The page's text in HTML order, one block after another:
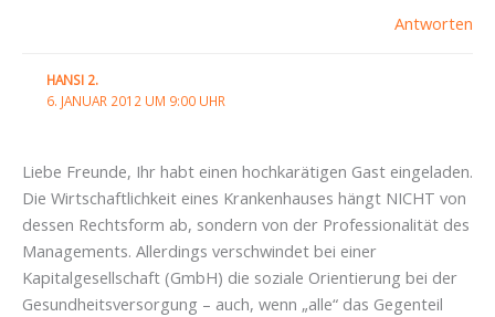
Antworten
HANSI 2.
6. JANUAR 2012 UM 9:00 UHR
Liebe Freunde, Ihr habt einen hochkarätigen Gast eingeladen.
Die Wirtschaftlichkeit eines Krankenhauses hängt NICHT von
dessen Rechtsform ab, sondern von der Professionalität des
Managements. Allerdings verschwindet bei einer
Kapitalgesellschaft (GmbH) die soziale Orientierung bei der
Gesundheitsversorgung – auch, wenn „alle“ das Gegenteil